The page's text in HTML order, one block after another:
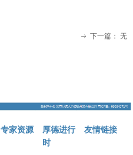
ꁹ 下一篇： 无
专家资源
厚德进行
时
友情链接